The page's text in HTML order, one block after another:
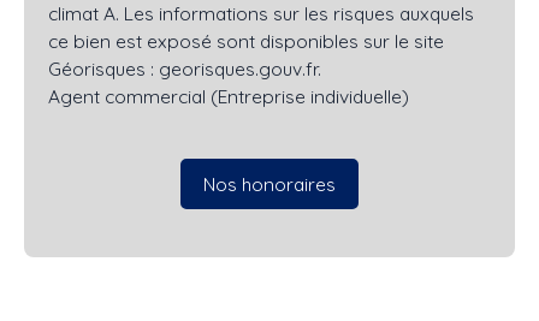
climat A. Les informations sur les risques auxquels
ce bien est exposé sont disponibles sur le site
Géorisques : georisques.gouv.fr.
Agent commercial (Entreprise individuelle)
Nos honoraires